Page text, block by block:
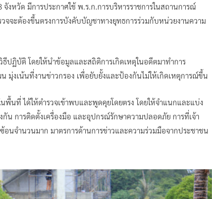
หวัด มีการประกาศใช้ พ.ร.ก.การบริหารราชการในสถานการณ์
จจะต้องขึ้นตรงการบังคับบัญชาทางยุทธการร่วมกับหน่วยงานความ
ปฏิบัติ โดยให้นำข้อมูลและสถิติการเกิดเหตุในอดีตมาทำการ
มุ่งเน้นที่งานข่าวกรอง เพื่อยับยั้งและป้องกันไม่ให้เกิดเหตุการณ์ขึ้น
พื้นที่ ได้ให้ตำรวจเข้าพบและพูดคุยโดยตรง โดยให้จำแนกและแบ่ง
น การติดตั้งเครื่องมือ และอุปกรณ์รักษาความปลอดภัย การที่เจ้า
อนจำนวนมาก มาตรการด้านการข่าวและความร่วมมือจากประชาชน